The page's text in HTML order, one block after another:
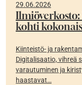
29.06.2026
kohti
Kiinteistö- ja
Digitalisaatio, vihreä
varautuminen ja
haastavat…